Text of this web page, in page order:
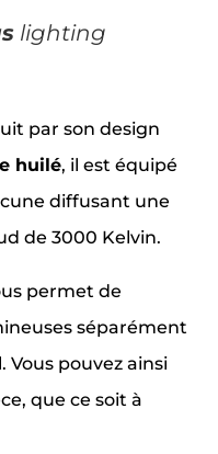
lighting
par son design
huilé, il est équipé
diffusant une
de 3000 Kelvin.
permet de
séparément
pouvez ainsi
que ce soit à